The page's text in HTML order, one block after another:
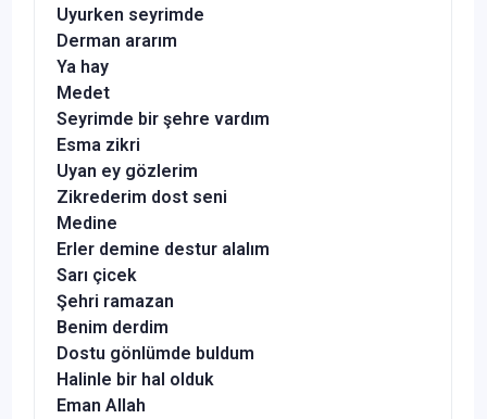
Uyurken seyrimde
Derman ararım
Ya hay
Medet
Seyrimde bir şehre vardım
Esma zikri
Uyan ey gözlerim
Zikrederim dost seni
Medine
Erler demine destur alalım
Sarı çicek
Şehri ramazan
Benim derdim
Dostu gönlümde buldum
Halinle bir hal olduk
Eman Allah